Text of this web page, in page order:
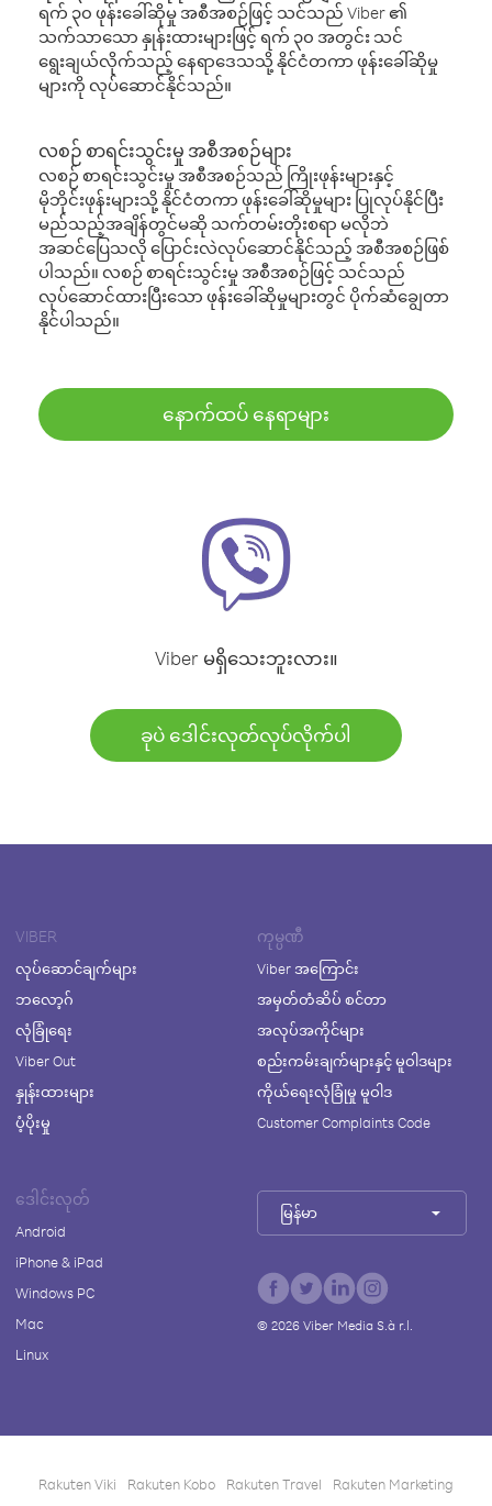
ရက် ၃၀ ဖုန်းခေါ်ဆိုမှု အစီအစဉ်ဖြင့် သင်သည် Viber ၏
သက်သာသော နှုန်းထားများဖြင့် ရက် ၃၀ အတွင်း သင်
ရွေးချယ်လိုက်သည့် နေရာဒေသသို့ နိုင်ငံတကာ ဖုန်းခေါ်ဆိုမှု
များကို လုပ်ဆောင်နိုင်သည်။
လစဉ် စာရင်းသွင်းမှု အစီအစဉ်များ
လစဉ် စာရင်းသွင်းမှု အစီအစဉ်သည် ကြိုးဖုန်းများနှင့်
မိုဘိုင်းဖုန်းများသို့ နိုင်ငံတကာ ဖုန်းခေါ်ဆိုမှုများ ပြုလုပ်နိုင်ပြီး
မည်သည့်အချိန်တွင်မဆို သက်တမ်းတိုးစရာ မလိုဘဲ
အဆင်ပြေသလို ပြောင်းလဲလုပ်ဆောင်နိုင်သည့် အစီအစဉ်ဖြစ်
ပါသည်။ လစဉ် စာရင်းသွင်းမှု အစီအစဉ်ဖြင့် သင်သည်
လုပ်ဆောင်ထားပြီးသော ဖုန်းခေါ်ဆိုမှုများတွင် ပိုက်ဆံချွေတာ
နိုင်ပါသည်။
နောက်ထပ် နေရာများ
Viber မရှိသေးဘူးလား။
ခုပဲ ဒေါင်းလုတ်လုပ်လိုက်ပါ
VIBER
လုပ်ဆောင်ချက်များ
ဘလော့ဂ်
လုံခြုံရေး
Viber Out
နှုန်းထားများ
ပံ့ပိုးမှု
ကုမ္ပဏီ
Viber အကြောင်း
အမှတ်တံဆိပ် စင်တာ
အလုပ်အကိုင်များ
စည်းကမ်းချက်များနှင့် မူဝါဒများ
ကိုယ်ရေးလုံခြုံမှု မူဝါဒ
Customer Complaints Code
ဒေါင်းလုတ်
Android
iPhone & iPad
Windows PC
Mac
Linux
မြန်မာ
© 2026Viber Media S.à r.l.
Rakuten Viki Rakuten Kobo Rakuten Travel Rakuten Marketing